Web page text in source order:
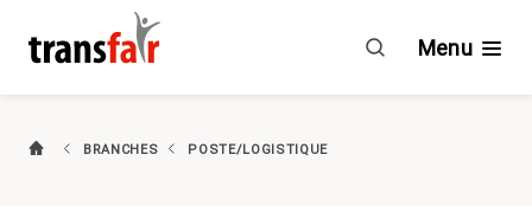
Post
CH
Branches(actif)
Menu
BRANCHES POSTE/LOGISTIQUE